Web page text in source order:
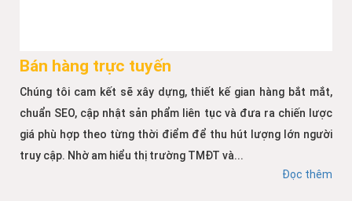
Bán hàng trực tuyến
Chúng tôi cam kết sẽ xây dựng, thiết kế gian hàng bắt mắt,
chuẩn SEO, cập nhật sản phẩm liên tục và đưa ra chiến lược
giá phù hợp theo từng thời điểm để thu hút lượng lớn người
truy cập. Nhờ am hiểu thị trường TMĐT và...
Đọc thêm